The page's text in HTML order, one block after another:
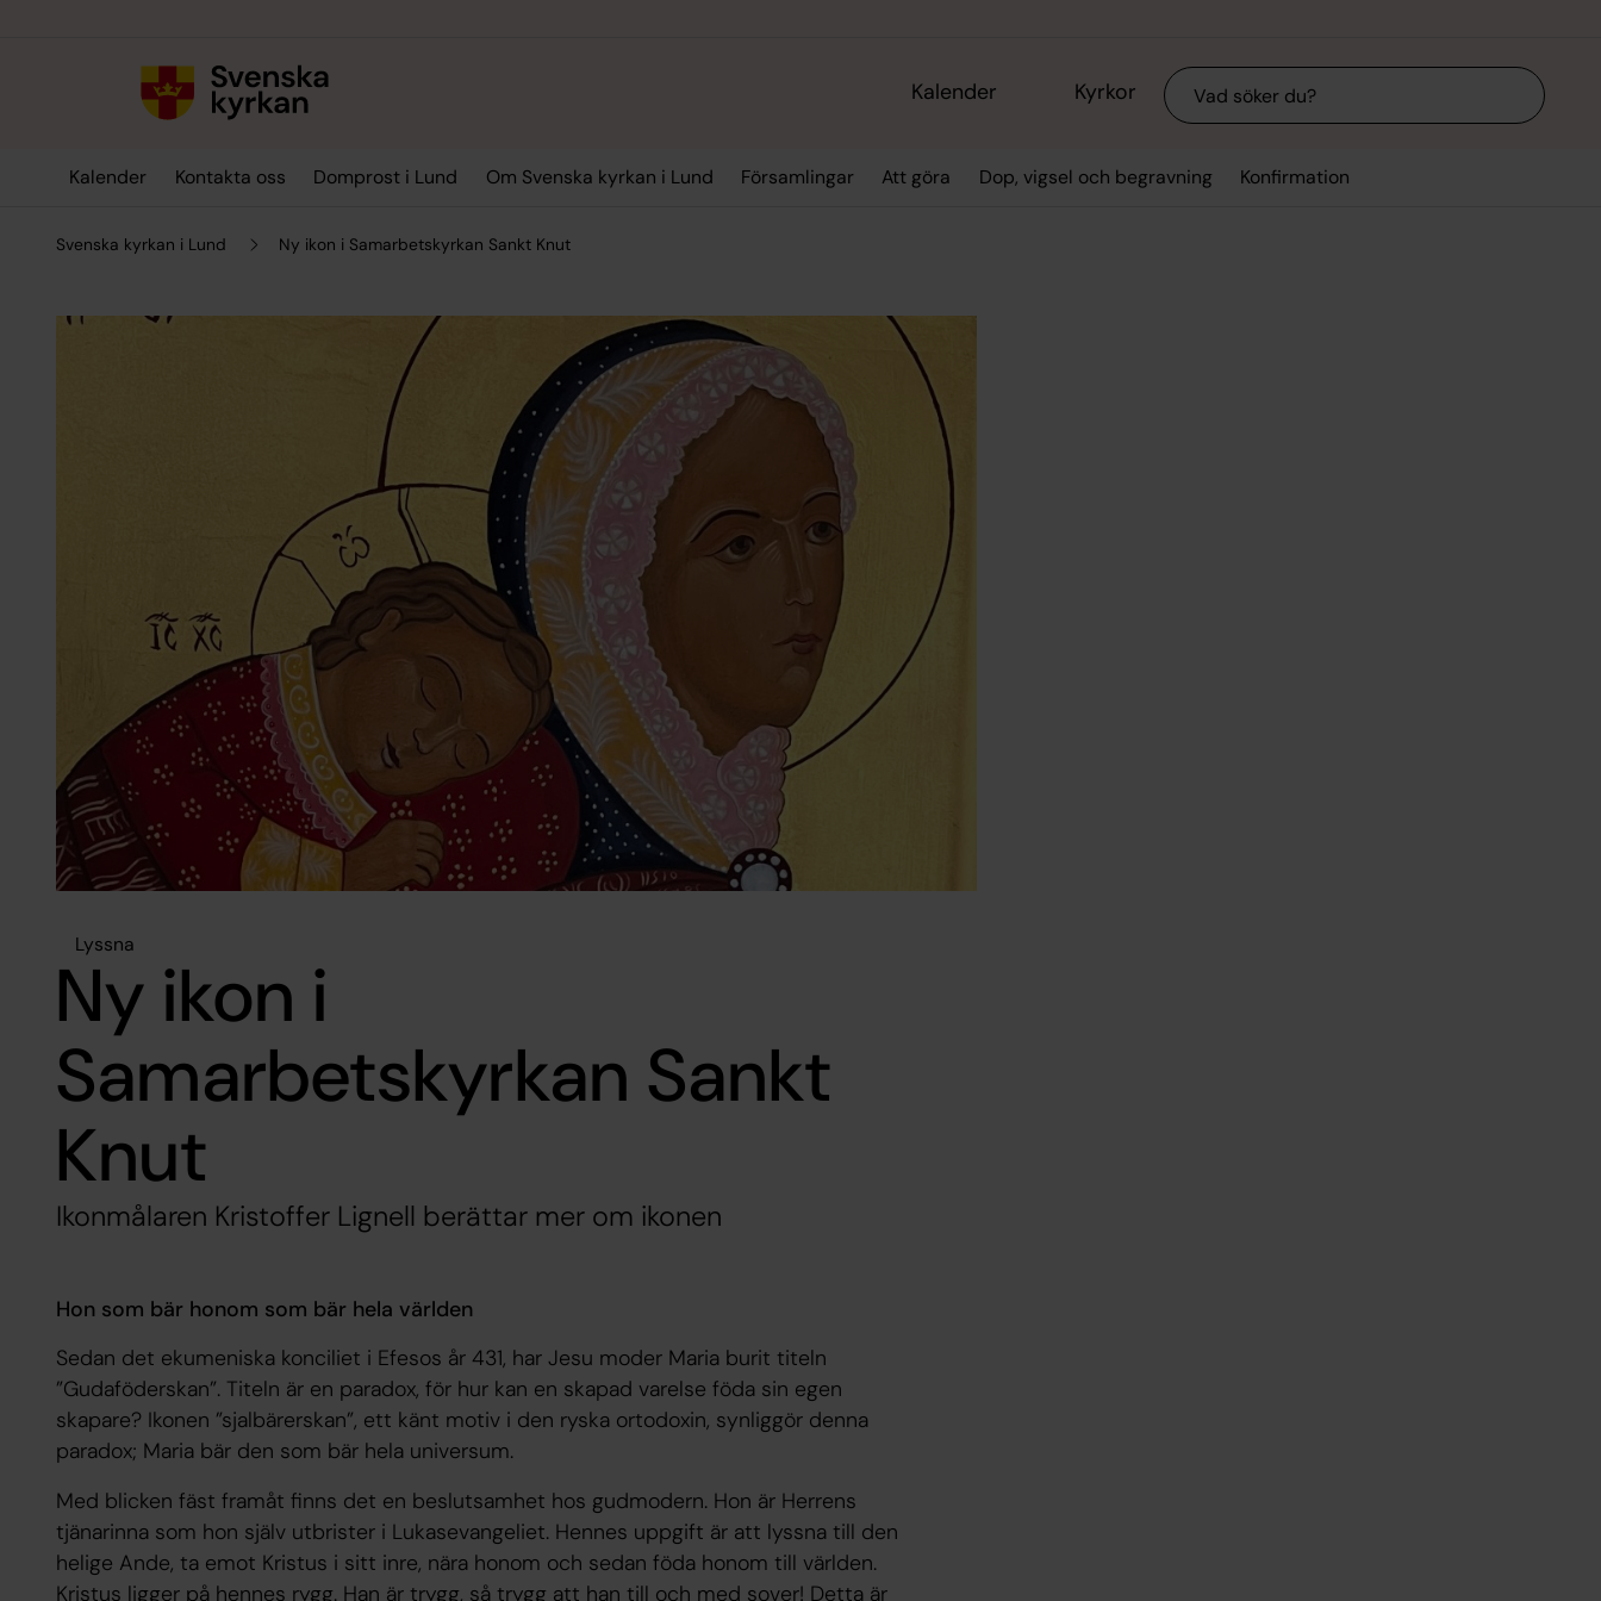
Kalender Kyrkor Sök
Kalender Kontakta oss Domprost i Lund Om Svenska kyrkan i Lund Församlingar Att göra Dop, vigsel och begravning Konfirmation
Svenska kyrkan i Lund Ny ikon i Samarbetskyrkan Sankt Knut
Lyssna
Ny ikon i
Samarbetskyrkan Sankt
Knut
Ikonmålaren Kristoffer Lignell berättar mer om ikonen
Hon som bär honom som bär hela världen
Sedan det ekumeniska konciliet i Efesos år 431, har Jesu moder Maria burit titeln
”Gudaföderskan”. Titeln är en paradox, för hur kan en skapad varelse föda sin egen
skapare? Ikonen ”sjalbärerskan”, ett känt motiv i den ryska ortodoxin, synliggör denna
paradox; Maria bär den som bär hela universum.
Med blicken fäst framåt finns det en beslutsamhet hos gudmodern. Hon är Herrens
tjänarinna som hon själv utbrister i Lukasevangeliet. Hennes uppgift är att lyssna till den
helige Ande, ta emot Kristus i sitt inre, nära honom och sedan föda honom till världen.
Kristus ligger på hennes rygg. Han är trygg, så trygg att han till och med sover! Detta är